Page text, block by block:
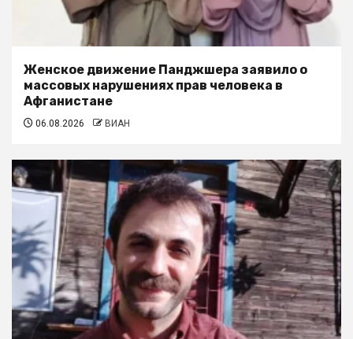
Женское движение Панджшера заявило о
массовых нарушениях прав человека в
Афганистане
06.08.2026 ВИАН